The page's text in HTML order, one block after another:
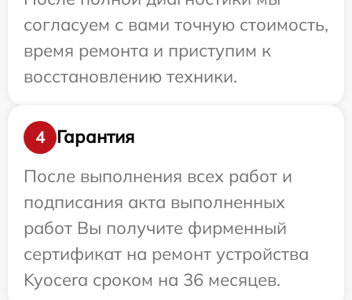
согласуем с вами точную стоимость,
время ремонта и приступим к
восстановлению техники.
4
Гарантия
После выполнения всех работ и
подписания акта выполненных
работ Вы получите фирменный
сертификат на ремонт устройства
Kyocera сроком на 36 месяцев.